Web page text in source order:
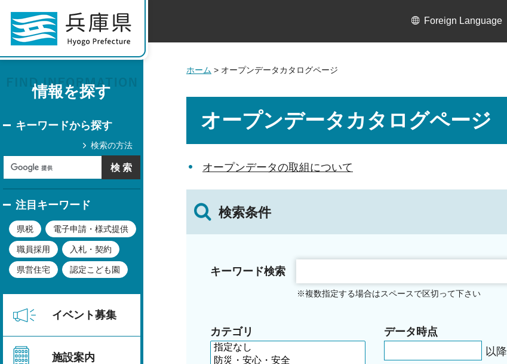
情報を探す
キーワードから探す
検索の方法
注目キーワード
県税 電子申請・様式提供
職員採用 入札・契約
県営住宅 認定こども園
イベント募集
施設案内
Foreign Language
ホーム > オープンデータカタログページ
オープンデータカタログページ
オープンデータの取組について
検索条件
キーワード検索
※複数指定する場合はスペースで区切って下さい
カテゴリ
データ時点
以降